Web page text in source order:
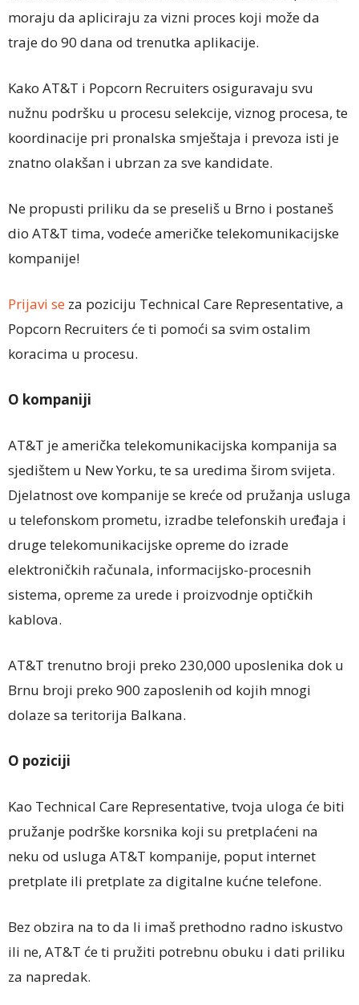
moraju da apliciraju za vizni proces koji može da
traje do 90 dana od trenutka aplikacije.
Kako AT&T i Popcorn Recruiters osiguravaju svu
nužnu podršku u procesu selekcije, viznog procesa, te
koordinacije pri pronalska smještaja i prevoza isti je
znatno olakšan i ubrzan za sve kandidate.
Ne propusti priliku da se preseliš u Brno i postaneš
dio AT&T tima, vodeće američke telekomunikacijske
kompanije!
Prijavi se za poziciju Technical Care Representative, a
Popcorn Recruiters će ti pomoći sa svim ostalim
koracima u procesu.
O kompaniji
AT&T je američka telekomunikacijska kompanija sa
sjedištem u New Yorku, te sa uredima širom svijeta.
Djelatnost ove kompanije se kreće od pružanja usluga
u telefonskom prometu, izradbe telefonskih uređaja i
druge telekomunikacijske opreme do izrade
elektroničkih računala, informacijsko-procesnih
sistema, opreme za urede i proizvodnje optičkih
kablova.
AT&T trenutno broji preko 230,000 uposlenika dok u
Brnu broji preko 900 zaposlenih od kojih mnogi
dolaze sa teritorija Balkana.
O poziciji
Kao Technical Care Representative, tvoja uloga će biti
pružanje podrške korsnika koji su pretplaćeni na
neku od usluga AT&T kompanije, poput internet
pretplate ili pretplate za digitalne kućne telefone.
Bez obzira na to da li imaš prethodno radno iskustvo
ili ne, AT&T će ti pružiti potrebnu obuku i dati priliku
za napredak.